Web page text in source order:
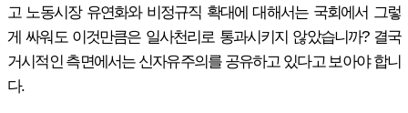
고 노동시장 유연화와 비정규직 확대에 대해서는 국회에서 그렇
게 싸워도 이것만큼은 일사천리로 통과시키지 않았습니까? 결국
거시적인 측면에서는 신자유주의를 공유하고 있다고 보아야 합니
다.